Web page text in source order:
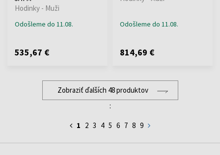
Hodinky - Muži
Odošleme do 11.08.
535,67 €
Odošleme do 11.08.
814,69 €
Zobraziť ďalších 48 produktov
:
1 2 3 4 5 6 7 8 9